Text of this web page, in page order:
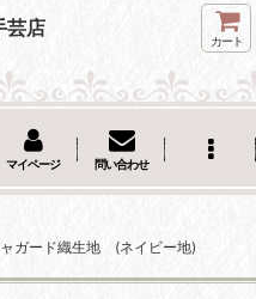
芸店
カート
マイページ 問い合わせ
ード織生地 (ネイビー地)